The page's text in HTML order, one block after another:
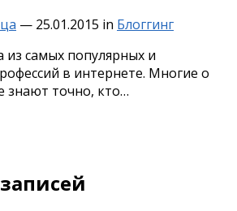
— 25.01.2015 in Блоггинг
из самых популярных и
в интернете. Многие о
знают точно, кто…